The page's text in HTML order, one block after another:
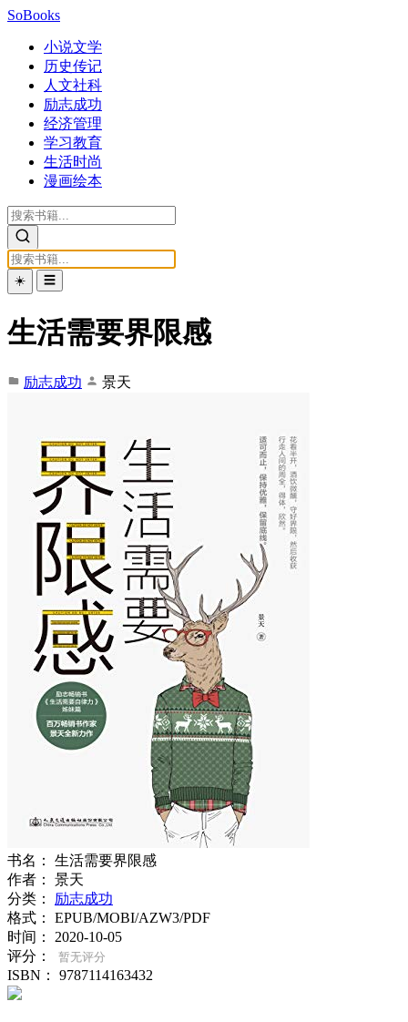
SoBooks
小说文学
历史传记
人文社科
励志成功
经济管理
学习教育
生活时尚
漫画绘本
☀️ ☰
生活需要界限感
励志成功 景天
书名：
生活需要界限感
作者：
景天
分类：
励志成功
格式：
EPUB/MOBI/AZW3/PDF
时间：
2020-10-05
评分：
暂无评分
ISBN： 9787114163432